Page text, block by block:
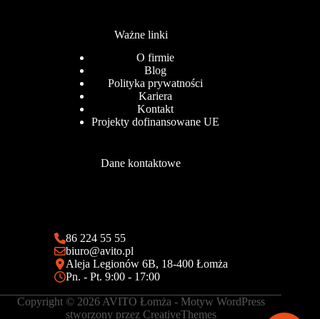
Ważne linki
O firmie
Blog
Polityka prywatności
Kariera
Kontakt
Projekty dofinansowane UE
Dane kontaktowe
86 224 55 55
biuro@avito.pl
Aleja Legionów 6B, 18-400 Łomża
Pn. - Pt. 9:00 - 17:00
Copyright © 2026 AVITO Łomża - Motyw WordPress
stworzony przez CreativeThemes